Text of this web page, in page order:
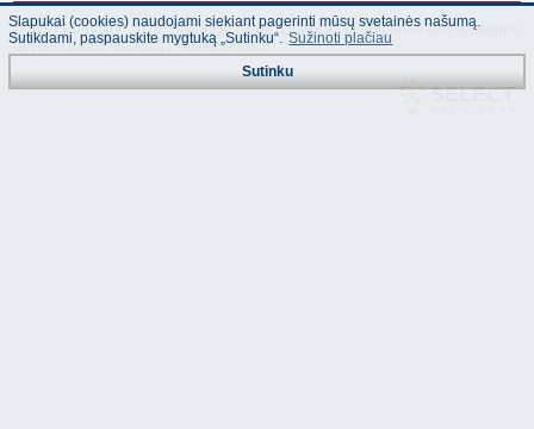
© "AS Akvedukts" 2026. Dalinai ar pilnai naudojant duomenis iš šios svetainės
būtina naudoti nuorodą Į "AS Akvedukts"!
Slapukai (cookies) naudojami siekiant pagerinti mūsų svetainės našumą.
Sutikdami, paspauskite mygtuką „Sutinku“. Sužinoti plačiau
Sutinku